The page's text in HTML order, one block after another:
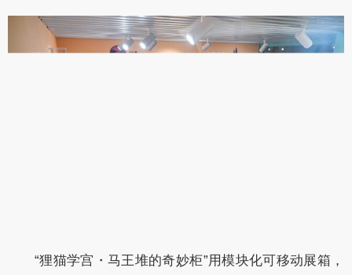
“狸猫学宫・马王堆的奇妙柜”用模块化可移动展箱，